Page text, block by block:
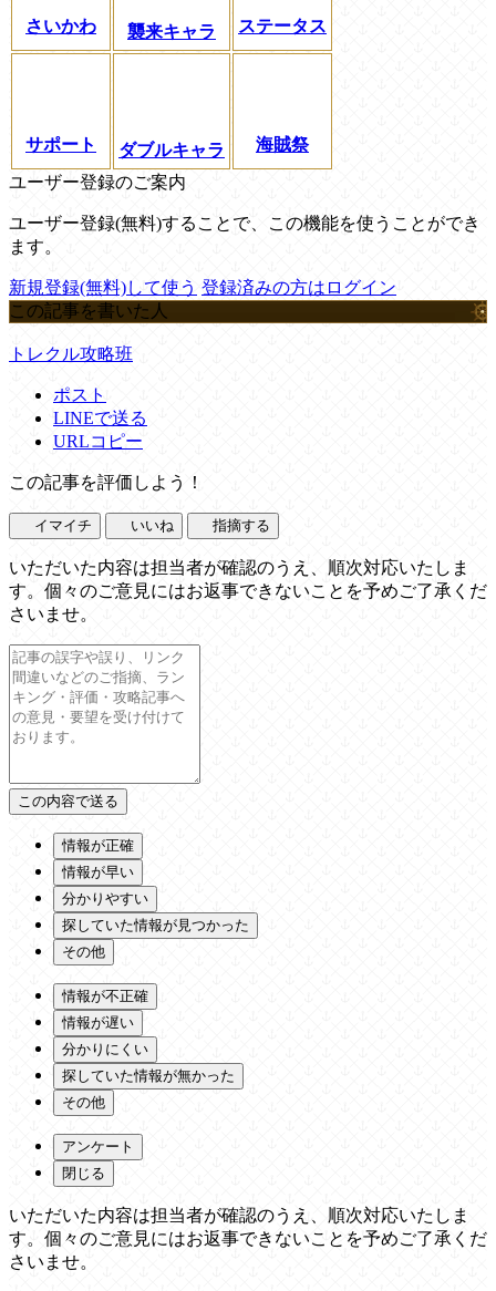
さいかわ 襲来キャラ ステータス
サポート ダブルキャラ
海賊祭
ユーザー登録のご案内
ユーザー登録(無料)することで、この機能を使うことができ
ます。
新規登録(無料)して使う 登録済みの方はログイン
この記事を書いた人
トレクル攻略班
ポスト
LINEで送る
URLコピー
この記事を評価しよう！
イマイチ いいね 指摘する
いただいた内容は担当者が確認のうえ、順次対応いたしま
す。個々のご意見にはお返事できないことを予めご了承くだ
さいませ。
情報が正確
情報が早い
分かりやすい
探していた情報が見つかった
その他
情報が不正確
情報が遅い
分かりにくい
探していた情報が無かった
その他
アンケート
閉じる
いただいた内容は担当者が確認のうえ、順次対応いたしま
す。個々のご意見にはお返事できないことを予めご了承くだ
さいませ。